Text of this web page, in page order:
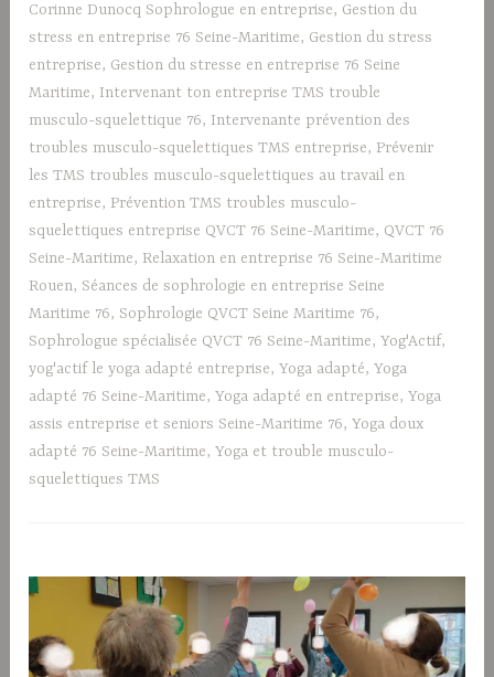
Corinne Dunocq Sophrologue en entreprise, Gestion du
stress en entreprise 76 Seine-Maritime, Gestion du stress
entreprise, Gestion du stresse en entreprise 76 Seine
Maritime, Intervenant ton entreprise TMS trouble
musculo-squelettique 76, Intervenante prévention des
troubles musculo-squelettiques TMS entreprise, Prévenir
les TMS troubles musculo-squelettiques au travail en
entreprise, Prévention TMS troubles musculo-
squelettiques entreprise QVCT 76 Seine-Maritime, QVCT 76
Seine-Maritime, Relaxation en entreprise 76 Seine-Maritime
Rouen, Séances de sophrologie en entreprise Seine
Maritime 76, Sophrologie QVCT Seine Maritime 76,
Sophrologue spécialisée QVCT 76 Seine-Maritime,Yog'Actif,
yog'actif le yoga adapté entreprise,Yoga adapté,Yoga
adapté 76 Seine-Maritime,Yoga adapté en entreprise,Yoga
assis entreprise et seniors Seine-Maritime 76,Yoga doux
adapté 76 Seine-Maritime,Yoga et trouble musculo-
squelettiques TMS